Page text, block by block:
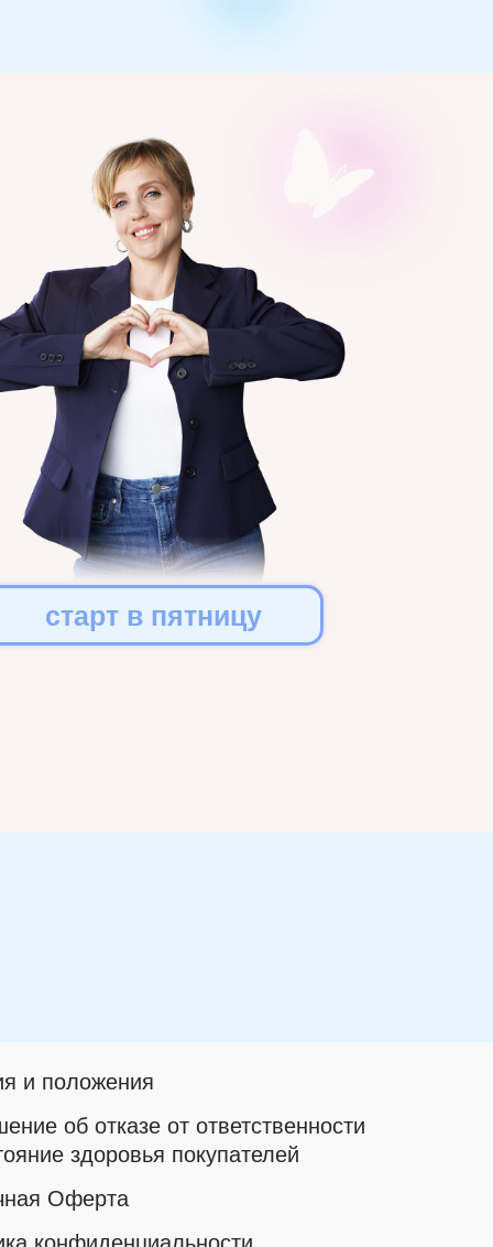
старт в пятницу
и положения
об отказе от ответственности
здоровья покупателей
Оферта